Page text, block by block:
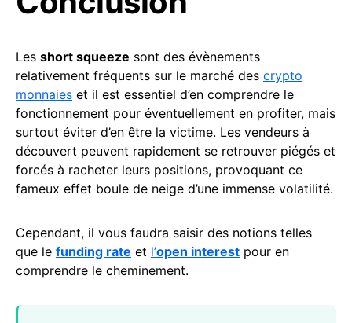
Les short squeeze sont des évènements
relativement fréquents sur le marché des crypto
monnaies et il est essentiel d’en comprendre le
fonctionnement pour éventuellement en profiter, mais
surtout éviter d’en être la victime. Les vendeurs à
découvert peuvent rapidement se retrouver piégés et
forcés à racheter leurs positions, provoquant ce
fameux effet boule de neige d’une immense volatilité.
Cependant, il vous faudra saisir des notions telles
que le funding rate et l’open interest pour en
comprendre le cheminement.